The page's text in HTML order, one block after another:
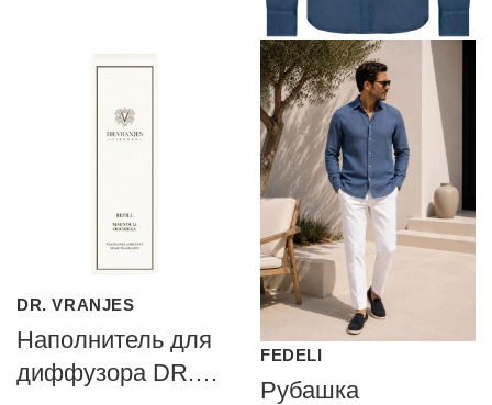
DR. VRANJES
Наполнитель для
диффузора DR.
FEDELI
Рубашка